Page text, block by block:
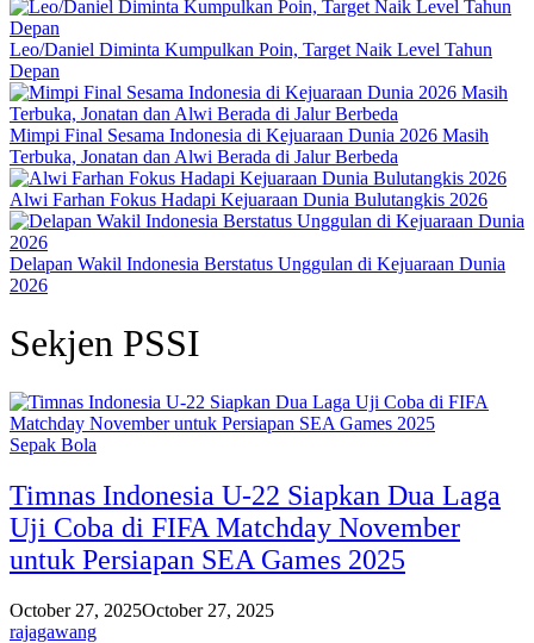
Leo/Daniel Diminta Kumpulkan Poin, Target Naik Level Tahun
Depan
Mimpi Final Sesama Indonesia di Kejuaraan Dunia 2026 Masih
Terbuka, Jonatan dan Alwi Berada di Jalur Berbeda
Alwi Farhan Fokus Hadapi Kejuaraan Dunia Bulutangkis 2026
Delapan Wakil Indonesia Berstatus Unggulan di Kejuaraan Dunia
2026
Sekjen PSSI
Sepak Bola
Timnas Indonesia U-22 Siapkan Dua Laga
Uji Coba di FIFA Matchday November
untuk Persiapan SEA Games 2025
October 27, 2025October 27, 2025
rajagawang